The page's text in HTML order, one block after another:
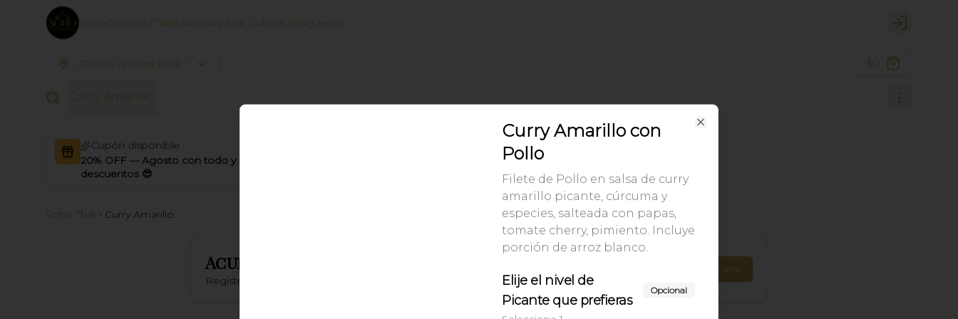
InicioDelivery / Take AwayÁrea de CoberturaSíguenos Login
¿Dónde quieres pedir? $0
Curry Amarillo.
Cupón disponible
20% OFF — Agosto con todo y
descuentos 😎
Soho Thai Curry Amarillo.
Acumula
Regístrate, gana puntos con tus compras y canjealos por productos y más
Únete
Curry Amarillo con
Pollo
Filete de Pollo en salsa de curry
amarillo picante, cúrcuma y
especies, salteada con papas,
tomate cherry, pimiento. Incluye
porción de arroz blanco.
Elije el nivel de
Picante que prefieras
Opcional